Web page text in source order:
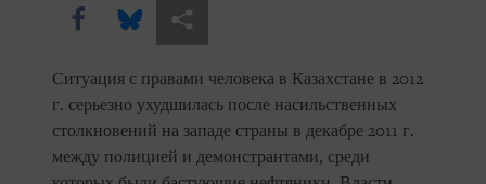
DOWNLOAD
Share this via Facebook
Share this via Bluesky
Share this via Поделиться
Ситуация с правами человека в Казахстане в 2012
г. серьезно ухудшилась после насильственных
столкновений на западе страны в декабре 2011 г.
между полицией и демонстрантами, среди